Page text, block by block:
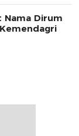
Nama Dirum